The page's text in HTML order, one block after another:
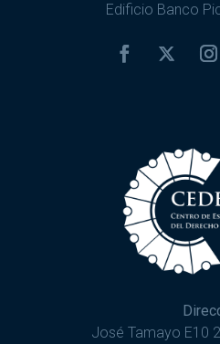
Edificio Banco
José Tamayo E10